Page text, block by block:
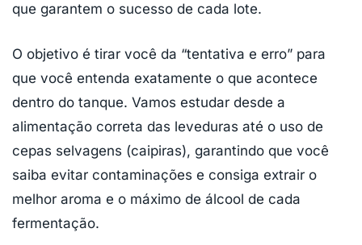
que garantem o sucesso de cada lote.
O objetivo é tirar você da “tentativa e erro” para
que você entenda exatamente o que acontece
dentro do tanque. Vamos estudar desde a
alimentação correta das leveduras até o uso de
cepas selvagens (caipiras), garantindo que você
saiba evitar contaminações e consiga extrair o
melhor aroma e o máximo de álcool de cada
fermentação.